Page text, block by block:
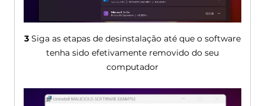
3Siga as etapas de desinstalação até que o software
tenha sido efetivamente removido do seu
computador